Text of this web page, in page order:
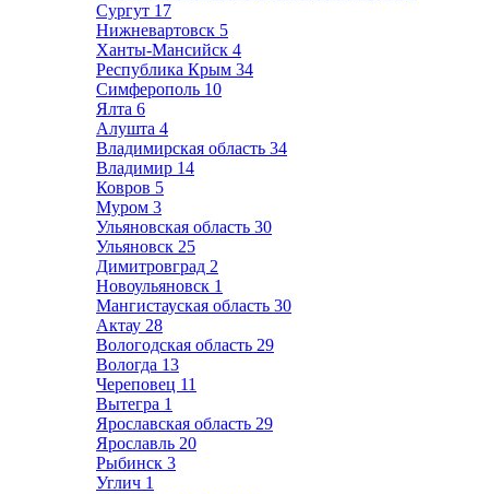
Сургут 17
Нижневартовск 5
Ханты-Мансийск 4
Республика Крым 34
Симферополь 10
Ялта 6
Алушта 4
Владимирская область 34
Владимир 14
Ковров 5
Муром 3
Ульяновская область 30
Ульяновск 25
Димитровград 2
Новоульяновск 1
Мангистауская область 30
Актау 28
Вологодская область 29
Вологда 13
Череповец 11
Вытегра 1
Ярославская область 29
Ярославль 20
Рыбинск 3
Углич 1